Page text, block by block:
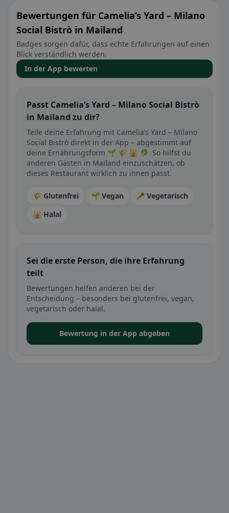
Bewertungen für Camelia’s Yard – Milano
Social Bistrò in Mailand
Badges sorgen dafür, dass echte Erfahrungen auf einen
Blick verständlich werden.
In der App bewerten
Passt Camelia’s Yard – Milano Social Bistrò
in Mailand zu dir?
Teile deine Erfahrung mit Camelia’s Yard – Milano
Social Bistrò direkt in der App – abgestimmt auf
deine Ernährungsform 🌱 🌾 🕌 🥬. So hilfst du
anderen Gästen in Mailand einzuschätzen, ob
dieses Restaurant wirklich zu ihnen passt.
🌾 Glutenfrei 🌱 Vegan
🥕 Vegetarisch
🕌 Halal
Sei die erste Person, die ihre Erfahrung
teilt
Bewertungen helfen anderen bei der
Entscheidung – besonders bei glutenfrei, vegan,
vegetarisch oder halal.
Bewertung in der App abgeben